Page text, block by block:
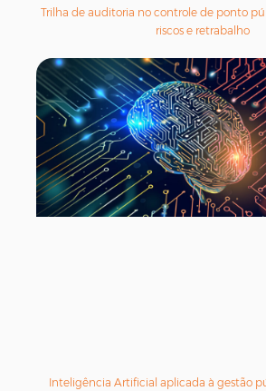
Trilha de auditoria no controle de ponto
riscos e retrabalho
Inteligência Artificial aplicada à gestão